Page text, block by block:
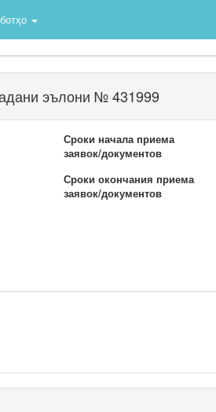
эълони № 431999
Сроки начала приема
заявок/документов
Сроки окончания приема
заявок/документов